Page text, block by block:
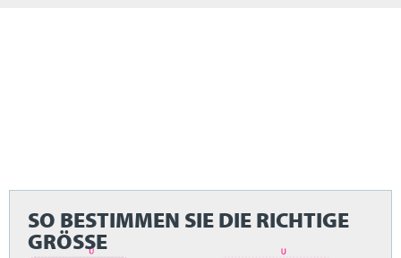
SO BESTIMMEN SIE DIE RICHTIGE
GRÖSSE